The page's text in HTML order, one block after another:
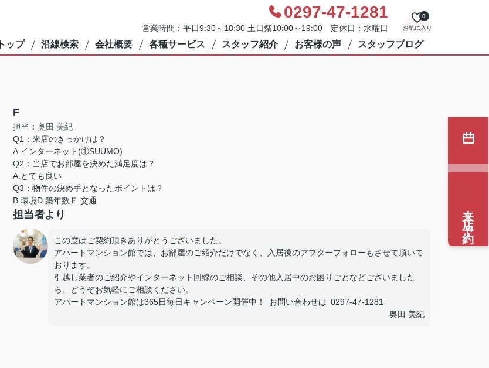
0297-47-1281
営業時間：平日9:30～18:30 土日祭10:00～19:00 定休日：水曜日 お気に入り
0
トップ 沿線検索 会社概要 各種サービス スタッフ紹介 お客様の声 スタッフブログ
F
担当：奥田 美紀
Q1：来店のきっかけは？
A.インターネット(①SUUMO)
Q2：当店でお部屋を決めた満足度は？
A.とても良い
Q3：物件の決め手となったポイントは？
B.環境D.築年数Ｆ.交通
担当者より
この度はご契約頂きありがとうございました。
アパートマンション館では、お部屋のご紹介だけでなく、入居後のアフターフォローもさせて頂いて
おります。
引越し業者のご紹介やインターネット回線のご相談、その他入居中のお困りごとなどございました
ら、どうぞお気軽にご相談ください。
アパートマンション館は365日毎日キャンペーン開催中！ お問い合わせは 0297-47-1281
奥田 美紀
来店予約